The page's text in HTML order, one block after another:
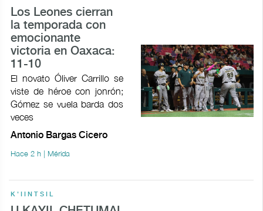
Los Leones cierran
la temporada con
emocionante
victoria en Oaxaca:
11-10
El novato Óliver Carrillo se
viste de héroe con jonrón;
Gómez se vuela barda dos
veces
Antonio Bargas Cicero
Hace 2 h | Mérida
K'IINTSIL